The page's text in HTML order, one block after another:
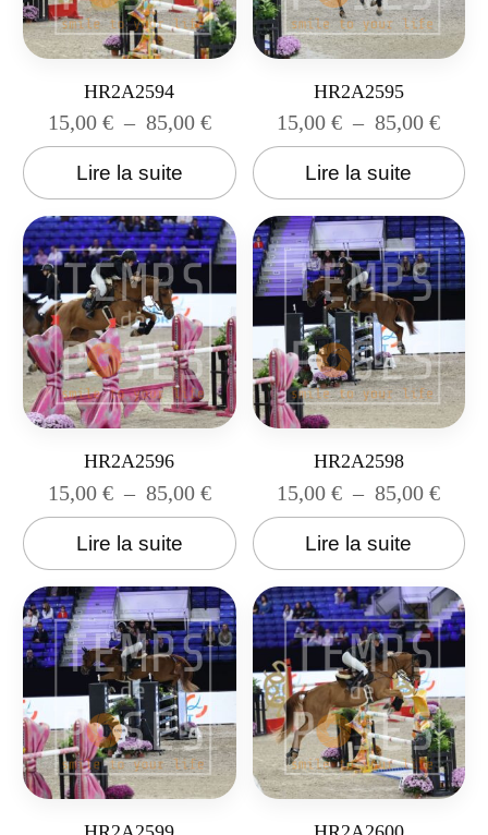
HR2A2594
15,00 € – 85,00 €
Lire la suite
HR2A2595
15,00€ – 85,00€
Lire la suite
HR2A2596
15,00 € – 85,00 €
Lire la suite
HR2A2598
15,00€ – 85,00€
Lire la suite